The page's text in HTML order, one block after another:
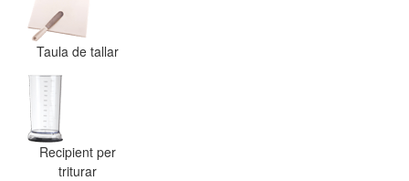
Taula de tallar
Recipient per
triturar